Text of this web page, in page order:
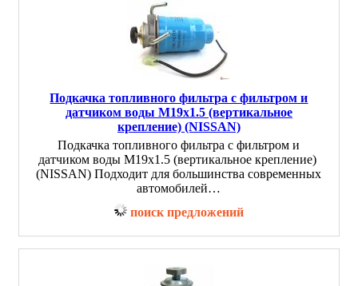
Подкачка топливного фильтра с фильтром и
датчиком воды M19x1.5 (вертикальное
крепление) (NISSAN)
Подкачка топливного фильтра с фильтром и
датчиком воды M19x1.5 (вертикальное крепление)
(NISSAN) Подходит для большинства современных
автомобилей…
поиск предложений